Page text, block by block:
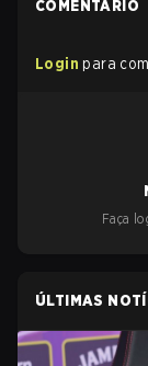
COMENTÁRIO
Login para
Faça
ÚLTIMAS